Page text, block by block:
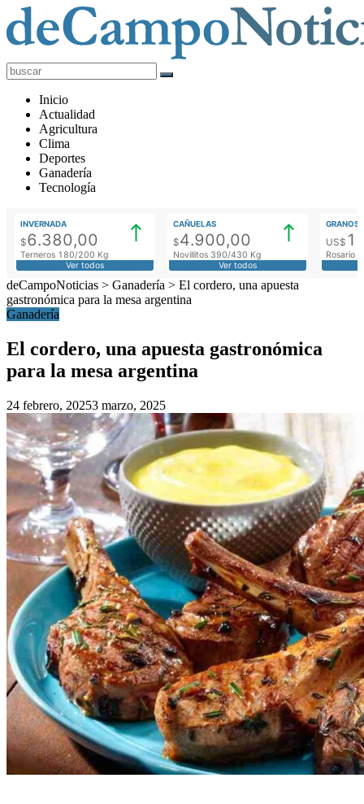
deCampoNoticias
Actualidad
Agropecuaria
Inicio
Actualidad
Agricultura
Clima
Deportes
Ganadería
Tecnología
INVERNADA
$6.380,00
Terneros 180/200 Kg
Ver todos
CAÑUELAS
$4.900,00
Novillitos 390/430 Kg
Ver todos
GRANOS
US$
Rosario
deCampoNoticias > Ganadería > El cordero, una apuesta
gastronómica para la mesa argentina
Ganadería
El cordero, una apuesta gastronómica
para la mesa argentina
24 febrero, 20253 marzo, 2025